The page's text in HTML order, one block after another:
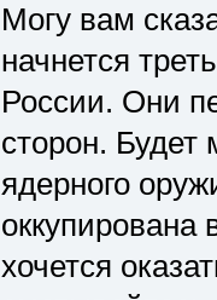
Могу вам
начнется
России. Они
сторон.
ядерного
оккупирована
хочется